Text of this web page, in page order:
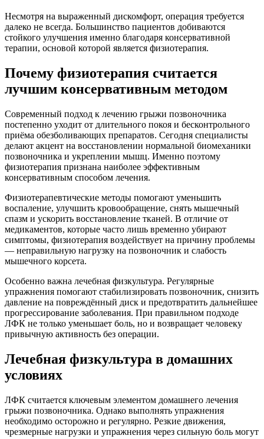
Несмотря на выраженный дискомфорт, операция требуется
далеко не всегда. Большинство пациентов добиваются
стойкого улучшения именно благодаря консервативной
терапии, основой которой является физиотерапия.
Почему физиотерапия считается
лучшим консервативным методом
Современный подход к лечению грыжи позвоночника
постепенно уходит от длительного покоя и бесконтрольного
приёма обезболивающих препаратов. Сегодня специалисты
делают акцент на восстановлении нормальной биомеханики
позвоночника и укреплении мышц. Именно поэтому
физиотерапия признана наиболее эффективным
консервативным способом лечения.
Физиотерапевтические методы помогают уменьшить
воспаление, улучшить кровообращение, снять мышечный
спазм и ускорить восстановление тканей. В отличие от
медикаментов, которые часто лишь временно убирают
симптомы, физиотерапия воздействует на причину проблемы
— неправильную нагрузку на позвоночник и слабость
мышечного корсета.
Особенно важна лечебная физкультура. Регулярные
упражнения помогают стабилизировать позвоночник, снизить
давление на повреждённый диск и предотвратить дальнейшее
прогрессирование заболевания. При правильном подходе
ЛФК не только уменьшает боль, но и возвращает человеку
привычную активность без операции.
Лечебная физкультура в домашних
условиях
ЛФК считается ключевым элементом домашнего лечения
грыжи позвоночника. Однако выполнять упражнения
необходимо осторожно и регулярно. Резкие движения,
чрезмерные нагрузки и упражнения через сильную боль могут